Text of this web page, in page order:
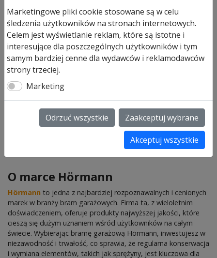
Dlaczego wymiana sprężyny jest
ważna dla prawidłowego
funkcjonowania bramy garażowej
Sprężyny w bramie garażowej pełnią kluczową rolę w jej
codziennym użytkowaniu. Odpowiadają za równoważenie
ciężaru bramy, co umożliwia jej łatwe otwieranie i zamykanie.
Zużyta lub uszkodzona sprężyna może prowadzić do trudności
w obsłudze bramy, a nawet stanowić zagrożenie dla
bezpieczeństwa. Regularna wymiana sprężyn jest więc
niezbędna, aby zapewnić płynne i bezpieczne działanie bramy
O marce Hörmann
Hörmann to jedna z najbardziej rozpoznawalnych i cenionych
marek w branży bram garażowych. Firma ta, z wieloletnim
doświadczeniem, oferuje produkty najwyższej jakości, które
cieszą się dużym uznaniem wśród użytkowników na całym
świecie. Wybierając bramę garażową Hörmann, inwestujesz w
niezawodność i trwałość, co sprawia, że regularna konserwacja
i wymiana elementów, takich jak sprężyny, jest kluczowa dla
Marketingowe pliki cookie stosowane są w celu
śledzenia użytkowników na stronach internetowych.
Celem jest wyświetlanie reklam, które są istotne i
interesujące dla poszczególnych użytkowników i tym
samym bardziej cenne dla wydawców i reklamodawców
strony trzeciej.
Marketing
Odrzuć wszystkie Zaakceptuj wybrane
Akceptuj wszystkie